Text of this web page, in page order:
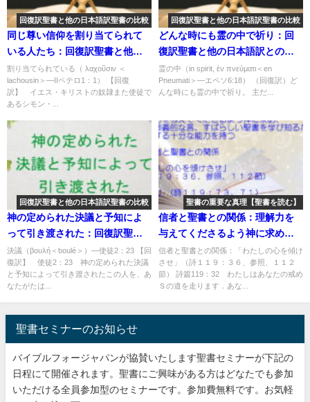
回復訳聖書と他の日本語訳聖書の比較
同じ尊い信仰を割り当てられて
いる人たち：回復訳聖書と他の
日本語訳との比較(33)
割り当てられている（ λαχοῦσιν ＜
lachousin＞―IIペテロ1：1） 【回復
訳】 イエス・キリストの奴隷また使徒で
あるシモン・...
回復訳聖書と他の日本語訳聖書の比較
どんな時にも霊の中で祈り：回
復訳聖書と他の日本語訳との比
較(7)
霊の中（in spirit, ἐν πνεύματι＜en
Pneumati＞―エペソ6:18） （回復訳）ど
んな時にも霊の中で祈り。 主だ...
回復訳聖書と他の日本語訳聖書の比較
神の定められた決議と予知によ
って引き渡された：回復訳聖書
と他の日本語訳との比較(133)
決議（βουλή＜boulé＞）―使徒2：23 【回
復訳】 使徒2：23 神の定められた決議
と予知によって引き渡されたこの人を、あ
なたがたは...
聖書の重要な真理【聖書を読む】
信者と聖書との関係：理解力を
与えてくださるよう神に求め、
神の奥義的な言、すばらしい聖
書を学び知るために、把握する
十分な能力を持つ「わたしの心
信者と聖書との関係：「わたしの心を傾け
させ」（詩１１９：３６、参照、１１２
節） 詩篇119：32 わたしはあなたの戒め
Ｓの道を走ります．あな...
聖書セミナーのお知らせ
バイブルフォージャパンが協賛いたします聖書セミナーが下記の
日程にて開催されます。聖書にご興味がある方はどなたでも参加
いただける全員参加型のセミナーです。参加費無料です。お気軽